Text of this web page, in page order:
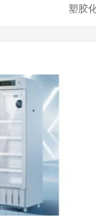
塑胶